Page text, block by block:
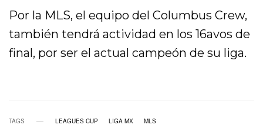
Por la MLS, el equipo del Columbus Crew,
también tendrá actividad en los 16avos de
final, por ser el actual campeón de su liga.
TAGS LEAGUES CUP LIGA MX MLS